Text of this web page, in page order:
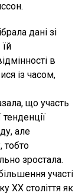
дані зі
в
із часом,
що участь
але
тобто
зростала.
участі
XX століття як